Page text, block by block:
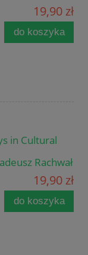
19,90 zł
do koszyka
in Cultural
Rachwał
19,90 zł
do koszyka